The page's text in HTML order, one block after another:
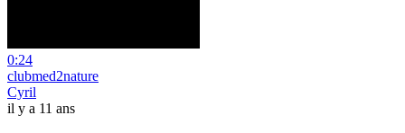
0:24
clubmed2nature
Cyril
il y a 11 ans